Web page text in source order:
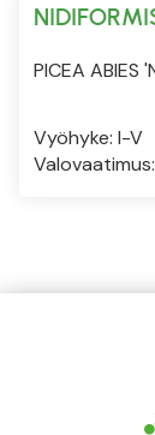
PICEA ABIES
Vyöhyke: I-V